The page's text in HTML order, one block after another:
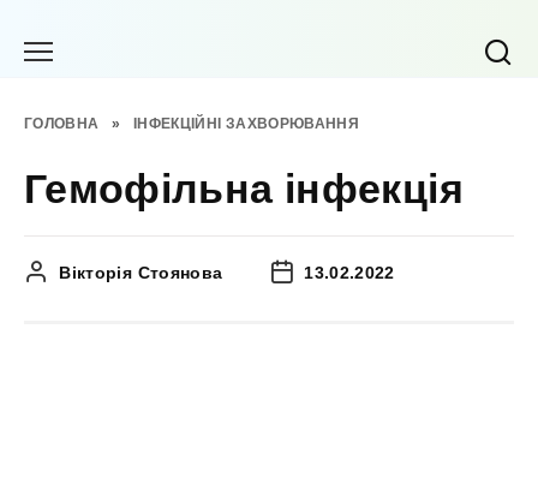
ГОЛОВНА » ІНФЕКЦІЙНІ ЗАХВОРЮВАННЯ
Гемофільна інфекція
Вікторія Стоянова 13.02.2022